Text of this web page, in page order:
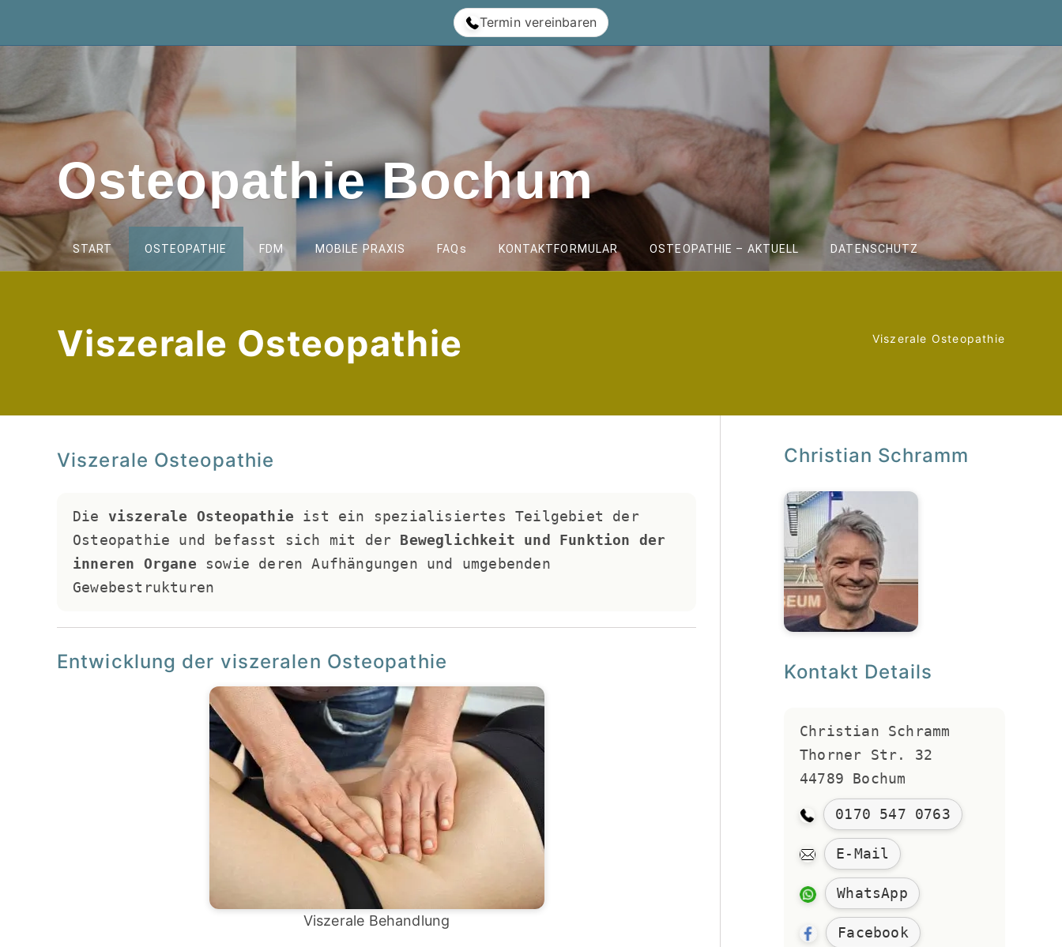
Termin vereinbaren
Osteopathie Bochum
START OSTEOPATHIE FDM MOBILE PRAXIS FAQs KONTAKTFORMULAR OSTEOPATHIE – AKTUELL DATENSCHUTZ
Viszerale Osteopathie Viszerale Osteopathie
Viszerale Osteopathie
Die viszerale Osteopathie ist ein spezialisiertes Teilgebiet der
Osteopathie und befasst sich mit der Beweglichkeit und Funktion der
inneren Organe sowie deren Aufhängungen und umgebenden
Gewebestrukturen
Entwicklung der viszeralen Osteopathie
Viszerale Behandlung
Christian Schramm
Kontakt Details
Christian Schramm
Thorner Str. 32
44789 Bochum
0170 547 0763
E-Mail
WhatsApp
Facebook